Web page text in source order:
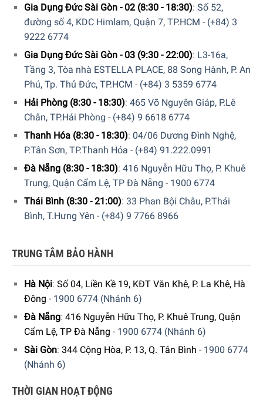
Bộ điểu khiển nhiệt cho phép bạn điều chỉnh và theo dõi
nhiệt độ bên trong bằng điện tử hoặc bằng tay.
Hệ thống đèn LED được làm mới nhờ dải đèn LED mới
đặt đọc 2 bên tủ lạnh.
Smeg luôn tự hào với những thành quả lao động cật lực
mà nó mang lại cho thế giới gia dụng trên thị trường.
ĐẶT HÀNG nhanh tay để nhận được nhiều quyền lợi ưu đã
từ sản phẩm cũng như từ phía công ty nhé.
Liên hệ: Hotline: 0973746774 hoặc 1900 6774– Chúng tôi
luôn tận tâm tư vấn!
Gia Dụng Đức Sài Gòn - 02 (8:30 - 18:30): Số 52,
đường số 4, KDC Himlam, Quận 7, TP.HCM - (+84) 3
9222 6774
Gia Dụng Đức Sài Gòn - 03 (9:30 - 22:00): L3-16a,
Tầng 3, Tòa nhà ESTELLA PLACE, 88 Song Hành, P. An
Phú, Tp. Thủ Đức, TP.HCM - (+84) 3 5359 6774
Hải Phòng (8:30 - 18:30): 465 Võ Nguyên Giáp, P.Lê
Chân, TP.Hải Phòng - (+84) 9 6618 6774
Thanh Hóa (8:30 - 18:30): 04/06 Dương Đình Nghệ,
P.Tân Sơn, TP.Thanh Hóa - (+84) 91.222.0991
Đà Nẵng (8:30 - 18:30): 416 Nguyễn Hữu Thọ, P. Khuê
Trung, Quận Cẩm Lệ, TP Đà Nẵng - 1900 6774
Thái Bình (8:30 - 21:00): 33 Phan Bội Châu, P.Thái
Bình, T.Hưng Yên - (+84) 9 7766 8966
TRUNG TÂM BẢO HÀNH
Hà Nội: Số 04, Liền Kề 19, KĐT Văn Khê, P. La Khê, Hà
Đông - 1900 6774 (Nhánh 6)
Đà Nẵng: 416 Nguyễn Hữu Thọ, P. Khuê Trung, Quận
Cẩm Lệ, TP Đà Nẵng - 1900 6774 (Nhánh 6)
Sài Gòn: 344 Cộng Hòa, P. 13, Q. Tân Bình - 1900 6774
(Nhánh 6)
THỜI GIAN HOẠT ĐỘNG